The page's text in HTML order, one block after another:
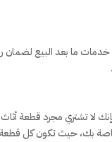
خدمات ما بعد البيع
لا تشتري مجرد قطعة
بك، حيث تكون كل